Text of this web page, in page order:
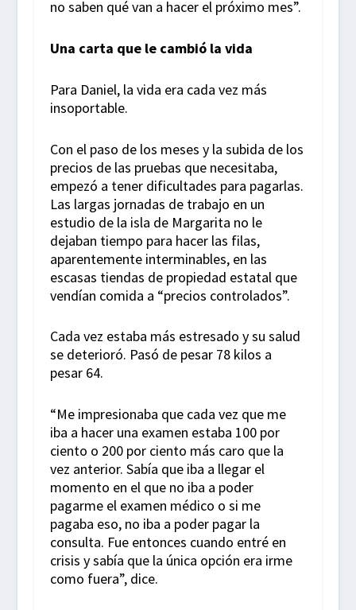
no saben qué van a hacer el próximo mes”.
Una carta que le cambió la vida
Para Daniel, la vida era cada vez más
insoportable.
Con el paso de los meses y la subida de los
precios de las pruebas que necesitaba,
empezó a tener dificultades para pagarlas.
Las largas jornadas de trabajo en un
estudio de la isla de Margarita no le
dejaban tiempo para hacer las filas,
aparentemente interminables, en las
escasas tiendas de propiedad estatal que
vendían comida a “precios controlados”.
Cada vez estaba más estresado y su salud
se deterioró. Pasó de pesar 78 kilos a
pesar 64.
“Me impresionaba que cada vez que me
iba a hacer una examen estaba 100 por
ciento o 200 por ciento más caro que la
vez anterior. Sabía que iba a llegar el
momento en el que no iba a poder
pagarme el examen médico o si me
pagaba eso, no iba a poder pagar la
consulta. Fue entonces cuando entré en
crisis y sabía que la única opción era irme
como fuera”, dice.